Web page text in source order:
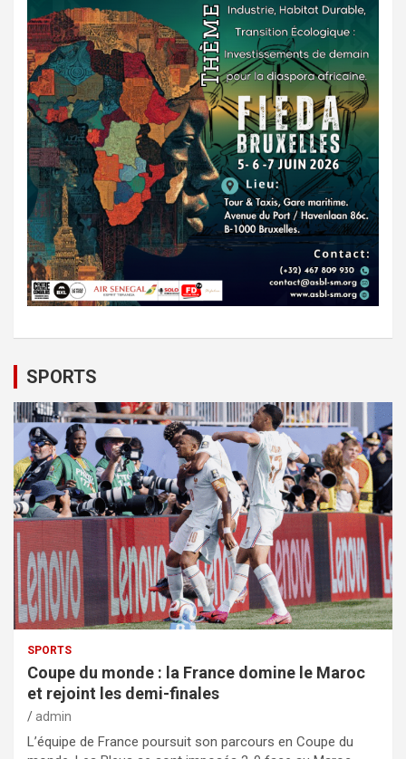
SPORTS
SPORTS
Coupe du monde : la France domine le Maroc
et rejoint les demi-finales
admin
L’équipe de France poursuit son parcours en Coupe du